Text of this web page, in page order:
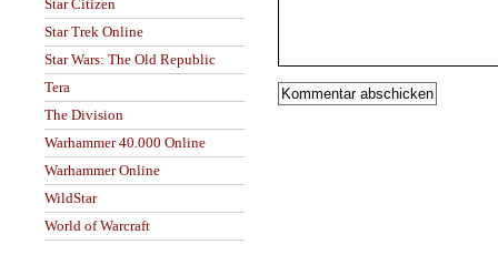
Star Citizen
Star Trek Online
Star Wars: The Old Republic
Tera
The Division
Warhammer 40.000 Online
Warhammer Online
WildStar
World of Warcraft